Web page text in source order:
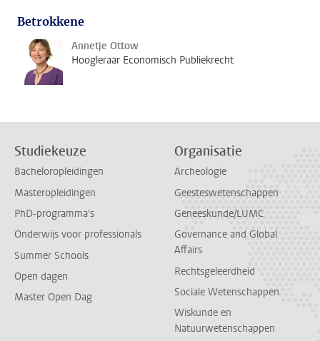
Betrokkene
Annetje Ottow
Hoogleraar Economisch Publiekrecht
Studiekeuze
Bacheloropleidingen
Masteropleidingen
PhD-programma's
Onderwijs voor professionals
Summer Schools
Open dagen
Master Open Dag
Organisatie
Archeologie
Geesteswetenschappen
Geneeskunde/LUMC
Governance and Global
Affairs
Rechtsgeleerdheid
Sociale Wetenschappen
Wiskunde en
Natuurwetenschappen